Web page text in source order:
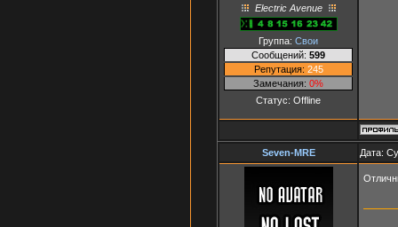
Electric Avenue
Группа: Свои
Сообщений: 599
Репутация: 245
Замечания: 0%
Статус: Offline
Seven-MRE Дата: